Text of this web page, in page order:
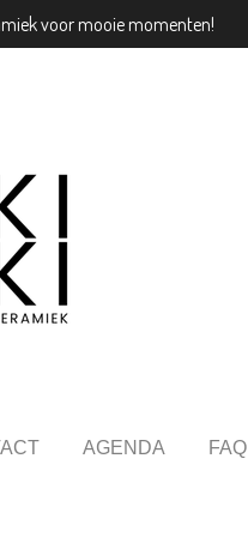
voor mooie momenten!
AGENDA FAQ